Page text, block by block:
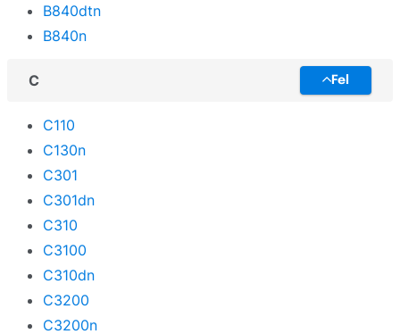
B840dtn
B840n
C Fel
C110
C130n
C301
C301dn
C310
C3100
C310dn
C3200
C3200n